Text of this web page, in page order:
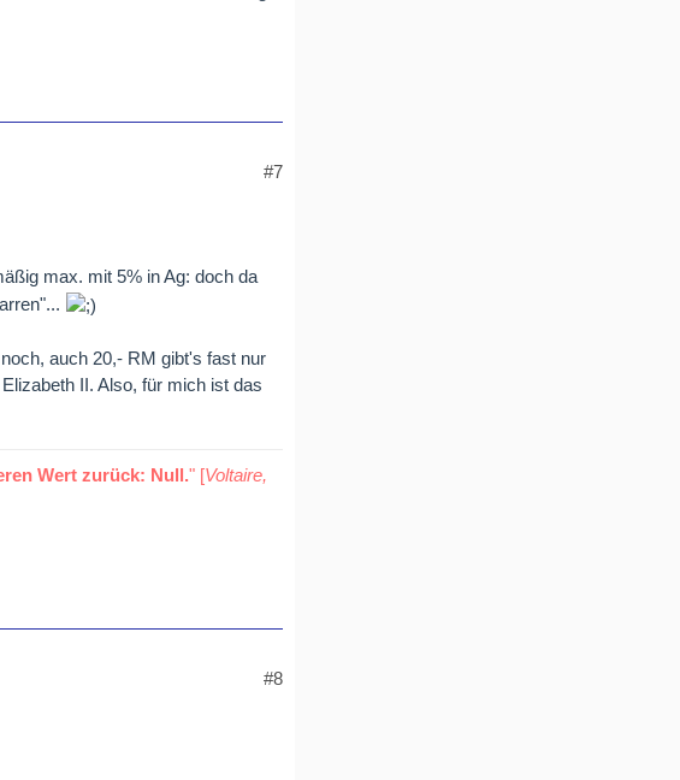
#7
max. mit 5% in Ag: doch da
auch 20,- RM gibt's fast nur
II. Also, für mich ist das
Wert zurück: Null." [Voltaire,
#8